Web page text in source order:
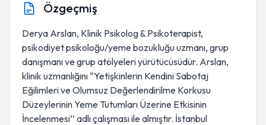
Özgeçmiş
Derya Arslan, Klinik Psikolog & Psikoterapist,
psikodiyet psikoloğu/yeme bozukluğu uzmanı, grup
danışmanı ve grup atölyeleri yürütücüsüdür. Arslan,
klinik uzmanlığını “Yetişkinlerin Kendini Sabotaj
Eğilimleri ve Olumsuz Değerlendirilme Korkusu
Düzeylerinin Yeme Tutumları Üzerine Etkisinin
İncelenmesi’’ adlı çalışması ile almıştır. İstanbul